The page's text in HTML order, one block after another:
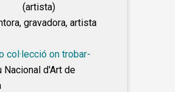
(artista)
gravadora, artista
col·lecció on trobar-
Nacional d'Art de